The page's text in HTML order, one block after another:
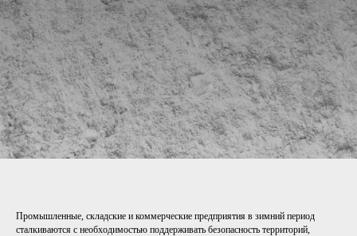
Промышленные, складские и коммерческие предприятия в зимний период
сталкиваются с необходимостью поддерживать безопасность территорий,